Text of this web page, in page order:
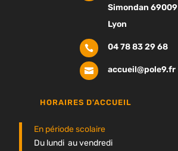
Simondan 69009
Lyon
 04 78 83 29 68
 accueil@pole9.fr
HORAIRES D'ACCUEIL
En période scolaire
Du lundi au vendredi